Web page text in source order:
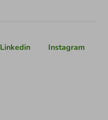
Linkedin Instagram